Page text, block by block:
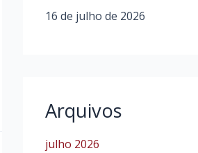
16 de julho de 2026
Arquivos
julho 2026